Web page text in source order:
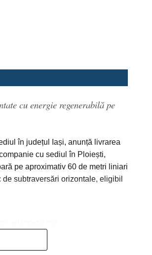
cu energie regenerabilă pe
în județul Iași, anunță livrarea
cu sediul în Ploiești,
pe aproximativ 60 de metri liniari
subtraversări orizontale, eligibil
din fonduri europene și